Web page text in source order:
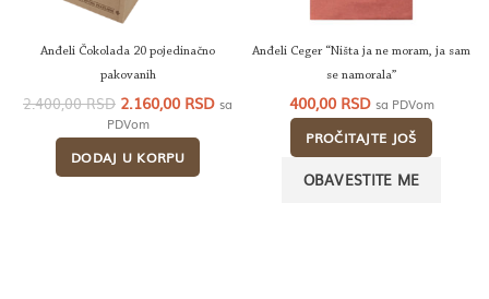
Anđeli Čokolada 20 pojedinačno
pakovanih
2.400,00RSD Originalna
cena
je
bila:
2.400,00 RSD.
2.160,00 RSDTrenutna
2.160,00 RSD.
sa
PDVom
DODAJ U KORPU
Anđeli Ceger “Ništa ja ne moram, ja sam
se namorala”
400,00 RSD sa PDVom
PROČITAJTE JOŠ